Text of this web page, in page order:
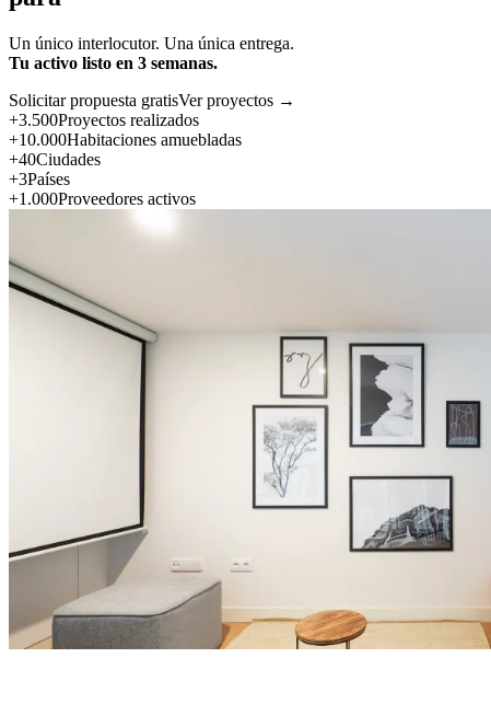
Un único interlocutor. Una única entrega.
Tu activo listo en 3 semanas.
Solicitar propuesta gratisVer proyectos →
+3.500Proyectos realizados
+10.000Habitaciones amuebladas
+40Ciudades
+3Países
+1.000Proveedores activos